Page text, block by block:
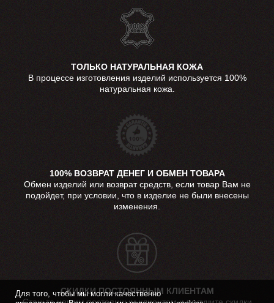
ТОЛЬКО НАТУРАЛЬНАЯ КОЖА
В процессе изготовления изделий используется 100%
натуральная кожа.
100% ВОЗВРАТ ДЕНЕГ И ОБМЕН ТОВАРА
Обмен изделий или возврат средств, если товар Вам не
подойдет, при условии, что в изделие не были внесены
изменения.
СКИДКИ ПОСТОЯННЫМ КЛИЕНТАМ
Для того, чтобы мы могли качественно